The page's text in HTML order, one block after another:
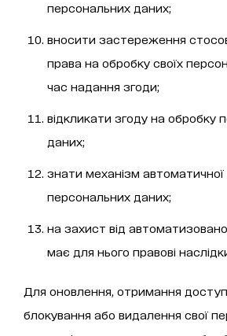
персональних даних;
вносити застереження
права на обробку своїх
час надання згоди;
відкликати згоду на обробку
даних;
знати механізм
персональних даних;
на захист від
має для нього правові
Для оновлення, отримання
блокування або видалення свої